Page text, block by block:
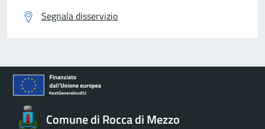
Segnala disservizio
Comune di Rocca di Mezzo